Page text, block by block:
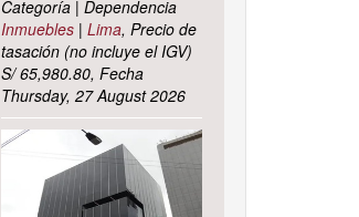
Categoría | Dependencia
Inmuebles| Lima, Precio de
tasación (no incluye el IGV)
S/ 65,980.80, Fecha
Thursday, 27 August 2026